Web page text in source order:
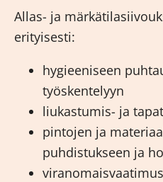
Allas- ja
erityisesti:
hygieeniseen
työskentelyyn
liukastumis- ja
pintojen ja
puhdistukseen ja